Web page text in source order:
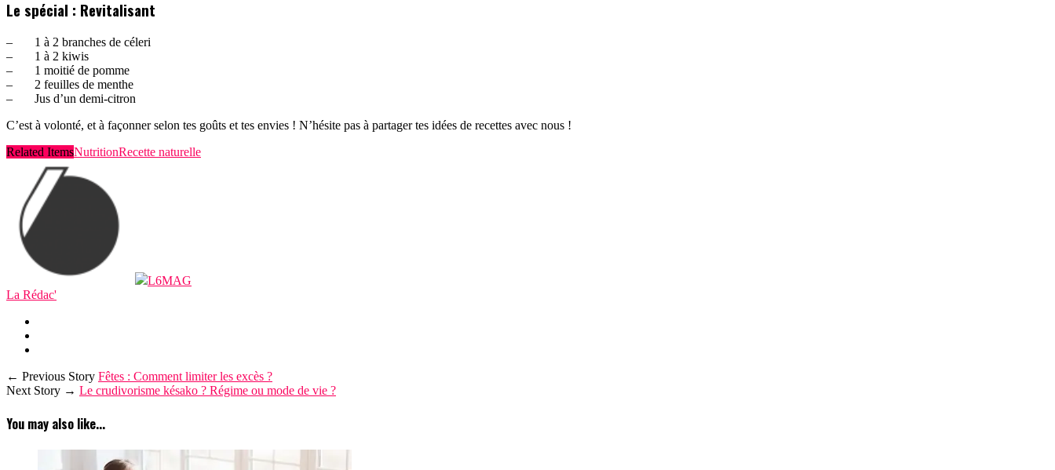
Le spécial : Revitalisant
– 1 à 2 branches de céleri
– 1 à 2 kiwis
– 1 moitié de pomme
– 2 feuilles de menthe
– Jus d’un demi-citron
C’est à volonté, et à façonner selon tes goûts et tes envies ! N’hésite pas à partager tes idées de recettes avec nous !
Related ItemsNutritionRecette naturelle
L6MAG
La Rédac'
← Previous Story Fêtes : Comment limiter les excès ?
Next Story → Le crudivorisme késako ? Régime ou mode de vie ?
You may also like...